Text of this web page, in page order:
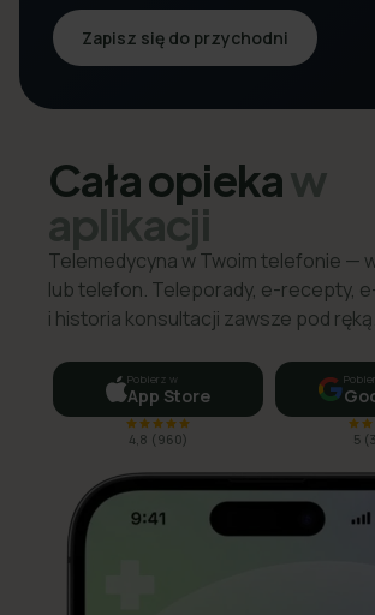
Zapisz się do przychodni
Cała opiekaw
aplikacji
Telemedycyna w Twoim telefonie —
lub telefon. Teleporady, e-recepty,
i historia konsultacji zawsze pod ręką.
Pobierz w
App Store
4,8 ( 960) 5 (